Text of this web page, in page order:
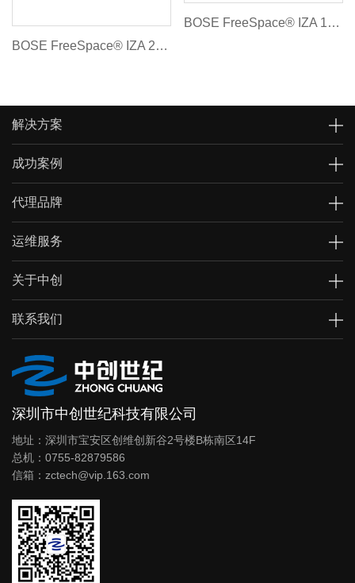
BOSE FreeSpace® IZA 250-LZ 商用功放
BOSE FreeSpace® IZA 190-HZ 商用功放
解决方案
成功案例
代理品牌
运维服务
关于中创
联系我们
深圳市中创世纪科技有限公司
地址：深圳市宝安区创维创新谷2号楼B栋南区14F
总机：0755-82879586
信箱：zctech@vip.163.com